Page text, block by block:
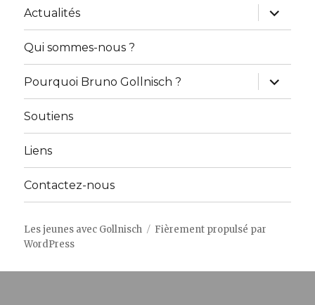
Actualités
ouvrir
le
sous-
Qui sommes-nous ?
Pourquoi Bruno Gollnisch ?
ouvrir
le
sous-
Soutiens
Liens
Contactez-nous
Les jeunes avec Gollnisch
Fièrement propulsé par
WordPress